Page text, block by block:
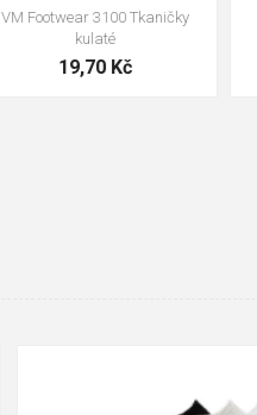
VM Footwear 3000 Vkládací
anatomická stélka
105,00 Kč